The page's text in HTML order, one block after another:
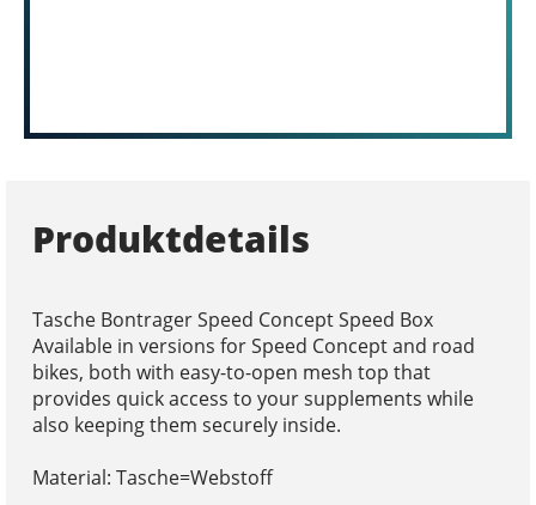
Produktdetails
Tasche Bontrager Speed Concept Speed Box
Available in versions for Speed Concept and road
bikes, both with easy-to-open mesh top that
provides quick access to your supplements while
also keeping them securely inside.
Material: Tasche=Webstoff